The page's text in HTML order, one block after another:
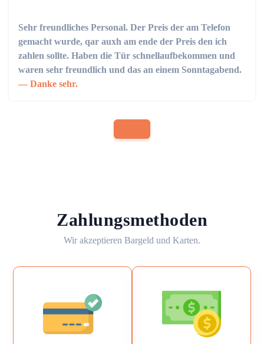
Sehr freundliches Personal. Der Preis der am Telefon
gemacht wurde, qar auxh am ende der Preis den ich
zahlen sollte. Haben die Tür schnellaufbekommen und
waren sehr freundlich und das an einem Sonntagabend.
Danke sehr.
Zahlungsmethoden
Wir akzeptieren Bargeld und Karten.